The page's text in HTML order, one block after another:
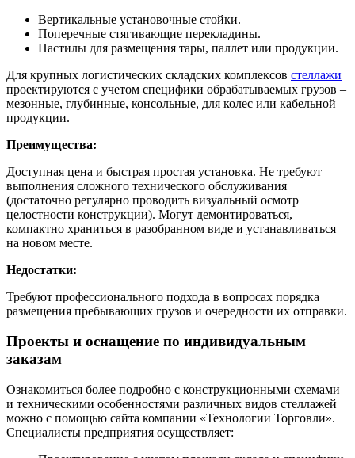
Вертикальные установочные стойки.
Поперечные стягивающие перекладины.
Настилы для размещения тары, паллет или продукции.
Для крупных логистических складских комплексов стеллажи
проектируются с учетом специфики обрабатываемых грузов –
мезонные, глубинные, консольные, для колес или кабельной
продукции.
Преимущества:
Доступная цена и быстрая простая установка. Не требуют
выполнения сложного технического обслуживания
(достаточно регулярно проводить визуальный осмотр
целостности конструкции). Могут демонтироваться,
компактно храниться в разобранном виде и устанавливаться
на новом месте.
Недостатки:
Требуют профессионального подхода в вопросах порядка
размещения пребывающих грузов и очередности их отправки.
Проекты и оснащение по индивидуальным
заказам
Ознакомиться более подробно с конструкционными схемами
и техническими особенностями различных видов стеллажей
можно с помощью сайта компании «Технологии Торговли».
Специалисты предприятия осуществляет: